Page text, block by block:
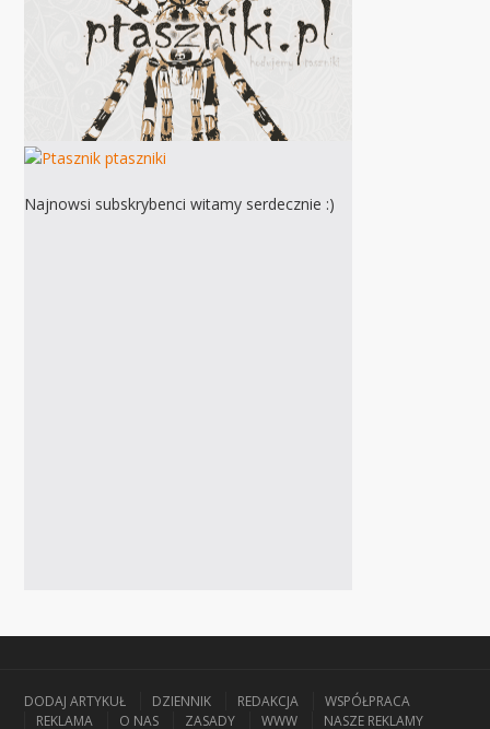
Najnowsi subskrybenci witamy serdecznie :)
DODAJ ARTYKUŁ DZIENNIK REDAKCJA
WSPÓŁPRACA
REKLAMA
O NAS ZASADY WWW NASZE REKLAMY